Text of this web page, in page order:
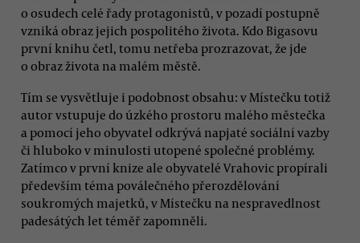
o osudech celé řady protagonistů, v pozadí postupně
vzniká obraz jejich pospolitého života. Kdo Bigasovu
první knihu četl, tomu netřeba prozrazovat, že jde
o obraz života na malém městě.
Tím se vysvětluje i podobnost obsahu: v Místečku totiž
autor vstupuje do úzkého prostoru malého městečka
a pomocí jeho obyvatel odkrývá napjaté sociální vazby
či hluboko v minulosti utopené společné problémy.
Zatímco v první knize ale obyvatelé Vrahovic propírali
především téma poválečného přerozdělování
soukromých majetků, v Místečku na nespravedlnost
padesátých let téměř zapomněli.